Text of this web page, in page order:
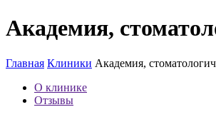
Академия,
Главная Клиники Академия,
О клинике
Отзывы